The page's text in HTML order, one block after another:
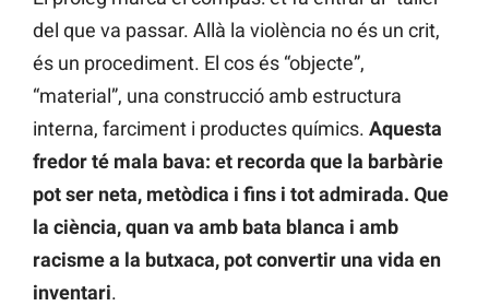
del que va passar. Allà la violència no és un crit,
és un procediment. El cos és “objecte”,
“material”, una construcció amb estructura
interna, farciment i productes químics. Aquesta
fredor té mala bava: et recorda que la barbàrie
pot ser neta, metòdica i fins i tot admirada. Que
la ciència, quan va amb bata blanca i amb
racisme a la butxaca, pot convertir una vida en
inventari.